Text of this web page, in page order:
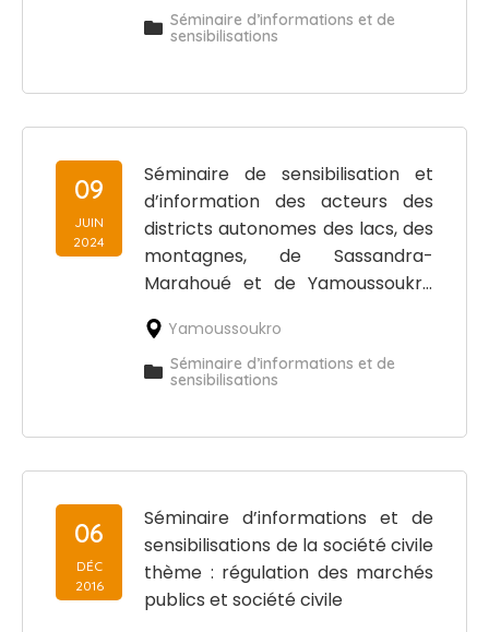
Séminaire d’informations et de
sensibilisations
09
JUIN
2024
Séminaire de sensibilisation et
d’information des acteurs des
districts autonomes des lacs, des
montagnes, de Sassandra-
Marahoué et de Yamoussoukro
commande publique
Yamoussoukro
Séminaire d’informations et de
sensibilisations
06
DÉC
2016
Séminaire d’informations et de
sensibilisations de la société civile
thème : régulation des marchés
publics et société civile